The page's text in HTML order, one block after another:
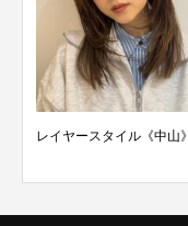
レイヤースタイル《中山》